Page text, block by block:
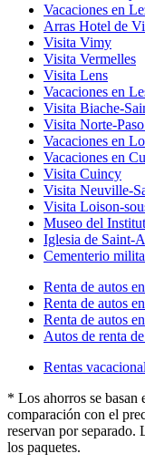
Vacaciones en
Arras Hotel de
Visita Vimy
Visita Vermelles
Visita Lens
Vacaciones en
Visita Biache-
Visita Norte-
Vacaciones en
Vacaciones en
Visita Cuincy
Visita Neuville-
Visita Loison-
Museo del
Iglesia de Saint-
Cementerio
Renta de autos
Renta de autos
Renta de autos
Autos de renta
Rentas
* Los ahorros se basan
comparación con el
reservan por separado.
los paquetes.